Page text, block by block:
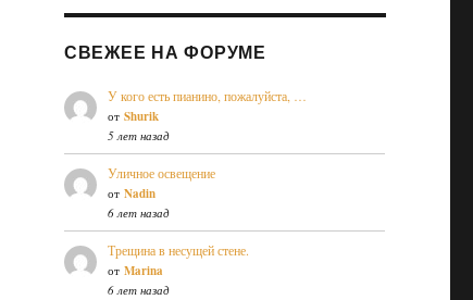
СВЕЖЕЕ НА ФОРУМЕ
У кого есть пианино, пожалуйста, …
от Shurik
5 лет назад
Уличное освещение
от Nadin
6 лет назад
Трещина в несущей стене.
от Marina
6 лет назад